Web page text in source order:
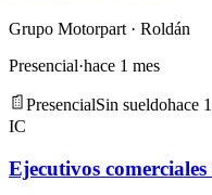
Grupo Motorpart · Roldán
Presencial·hace 1 mes
PresencialSin sueldohace
IC
Ejecutivos